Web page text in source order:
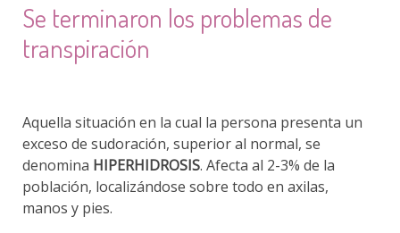
Se terminaron los problemas de
transpiración
Aquella situación en la cual la persona presenta un
exceso de sudoración, superior al normal, se
denomina HIPERHIDROSIS. Afecta al 2-3% de la
población, localizándose sobre todo en axilas,
manos y pies.